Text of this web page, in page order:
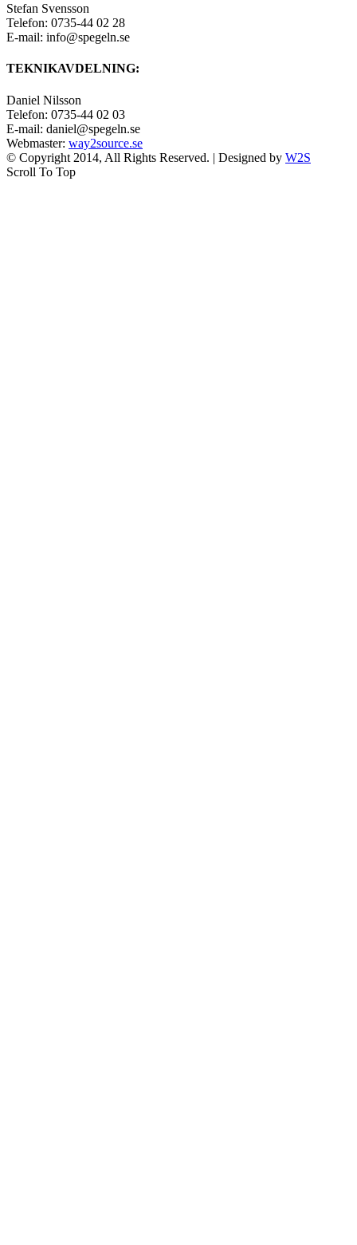
Stefan Svensson
Telefon: 0735-44 02 28
E-mail: info@spegeln.se
TEKNIKAVDELNING:
Daniel Nilsson
Telefon: 0735-44 02 03
E-mail: daniel@spegeln.se
Webmaster: way2source.se
© Copyright 2014, All Rights Reserved. | Designed by W2S
Scroll To Top